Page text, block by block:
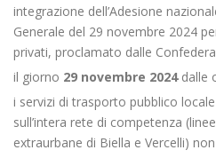
integrazione dell’Adesione
Generale del 29 novembre 2024
privati, proclamato dalle
il giorno 29 novembre 2024dalle
i servizi di trasporto pubblico
sull’intera rete di competenza
extraurbane di Biella e Vercelli)